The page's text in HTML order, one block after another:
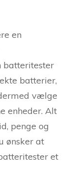
en
batteritester
batterier,
vælge
enheder. Alt
penge og
ønsker at
et